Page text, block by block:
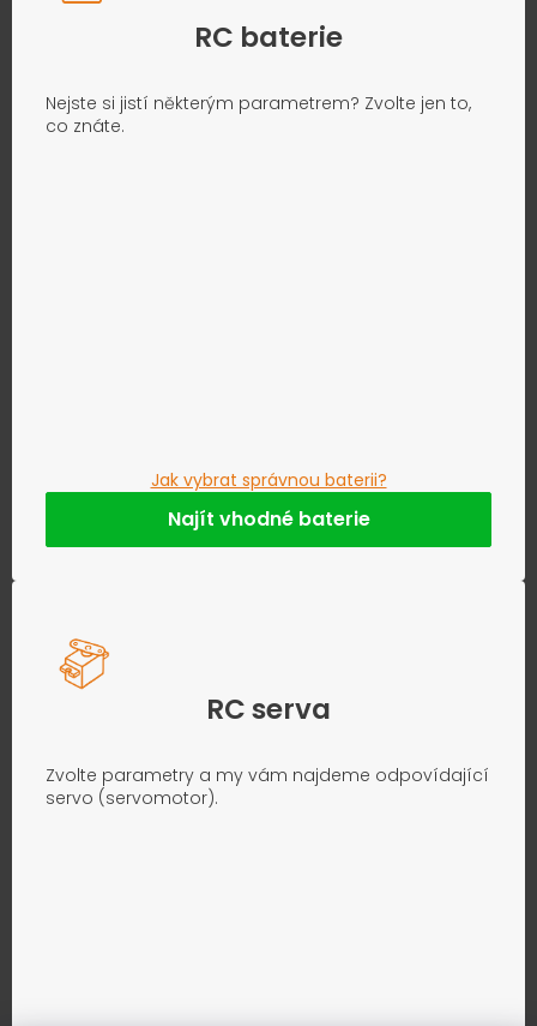
RC baterie
Nejste si jistí některým parametrem? Zvolte jen to,
co znáte.
Jak vybrat správnou baterii?
Najít vhodné baterie
RC serva
Zvolte parametry a my vám najdeme odpovídající
servo (servomotor).